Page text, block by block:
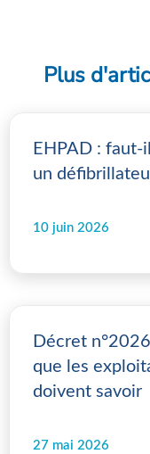
Plus
EHPAD :
un
10 juin 2026
Décret
que les
doivent savoir
27 mai 2026